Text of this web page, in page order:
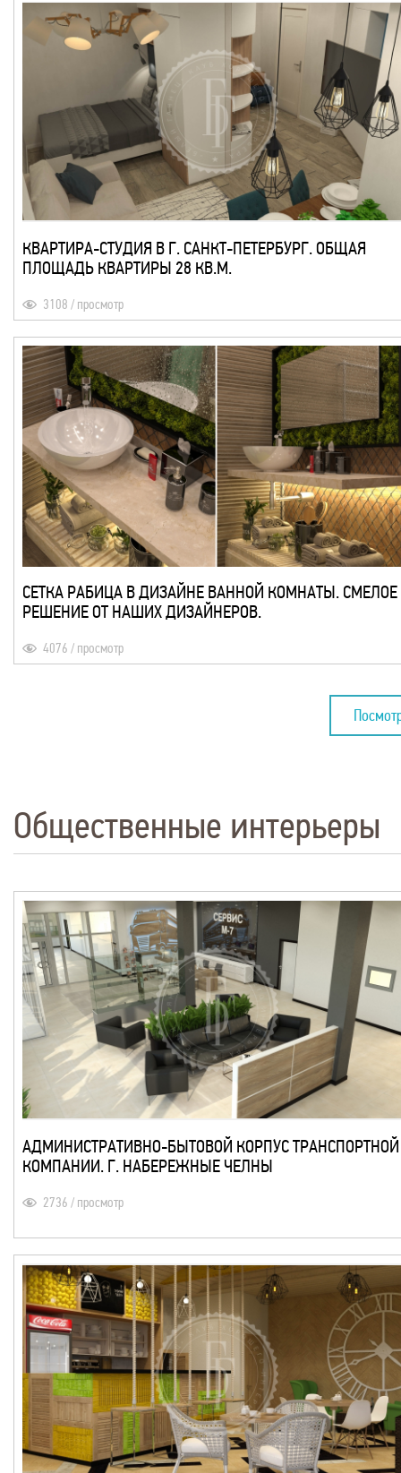
КВАРТИРА-СТУДИЯ В Г. САНКТ-ПЕТЕРБУРГ. ОБЩАЯ
ПЛОЩАДЬ КВАРТИРЫ 28 КВ.М.
3108 / просмотр
СЕТКА РАБИЦА В ДИЗАЙНЕ ВАННОЙ КОМНАТЫ. СМЕЛОЕ
РЕШЕНИЕ ОТ НАШИХ ДИЗАЙНЕРОВ.
4076 / просмотр
Общественные интерьеры
АДМИНИСТРАТИВНО-БЫТОВОЙ КОРПУС ТРАНСПОРТНОЙ
КОМПАНИИ. Г. НАБЕРЕЖНЫЕ ЧЕЛНЫ
2736 / просмотр